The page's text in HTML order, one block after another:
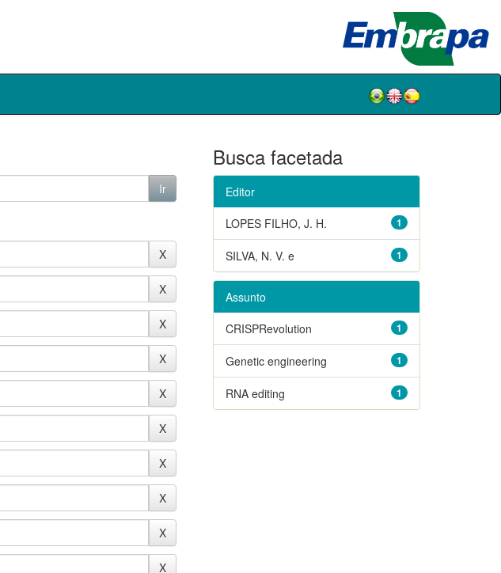
Busca facetada
Editor
1
LOPES FILHO, J. H.
1
SILVA, N. V. e
Assunto
1
CRISPRevolution
1
Genetic engineering
1
RNA editing